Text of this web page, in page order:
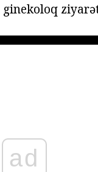
ginekoloq
ad